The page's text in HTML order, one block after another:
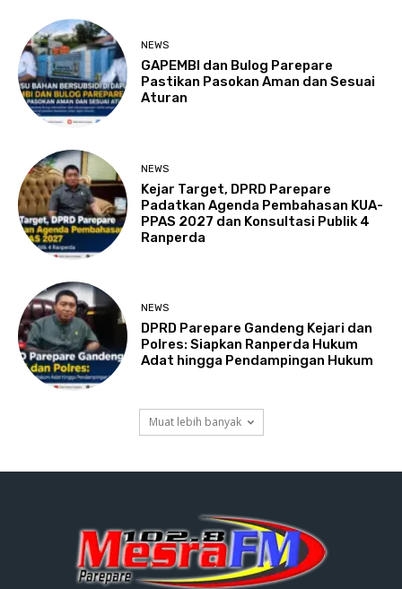
NEWS
GAPEMBI dan Bulog Parepare
Pastikan Pasokan Aman dan Sesuai
Aturan
NEWS
Kejar Target, DPRD Parepare
Padatkan Agenda Pembahasan KUA-
PPAS 2027 dan Konsultasi Publik 4
Ranperda
NEWS
DPRD Parepare Gandeng Kejari dan
Polres: Siapkan Ranperda Hukum
Adat hingga Pendampingan Hukum
Muat lebih banyak